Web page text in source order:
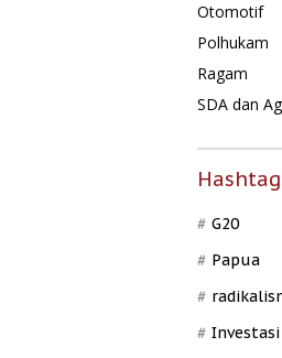
Otomotif
Polhukam
Ragam
SDA dan
G20
Papua
Investasi